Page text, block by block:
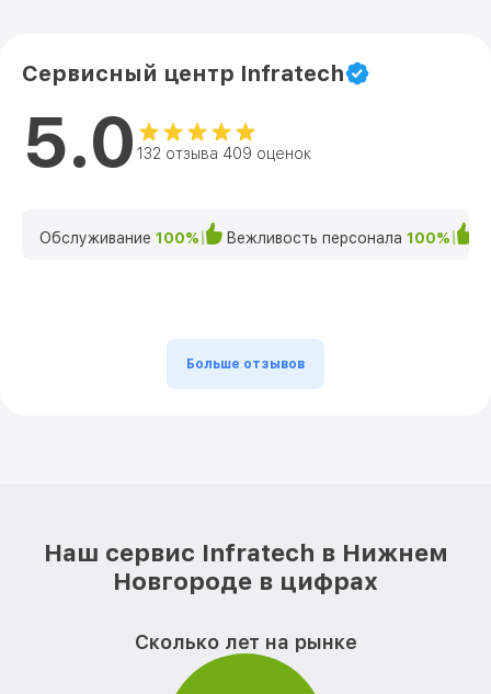
Сервисный центр Infratech
5.0 132 отзыва 409 оценок
Обслуживание 100% Вежливость персонала 100%
Больше отзывов
Наш сервис Infratech в Нижнем
Новгороде в цифрах
Сколько лет на рынке